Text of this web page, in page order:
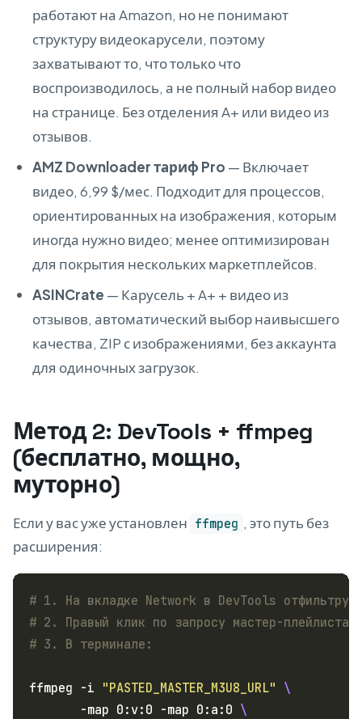
работают на Amazon, но не понимают
структуру видеокарусели, поэтому
захватывают то, что только что
воспроизводилось, а не полный набор видео
на странице. Без отделения A+ или видео из
отзывов.
AMZ Downloader тариф Pro — Включает
видео, 6,99 $/мес. Подходит для процессов,
ориентированных на изображения, которым
иногда нужно видео; менее оптимизирован
для покрытия нескольких маркетплейсов.
ASINCrate — Карусель + A+ + видео из
отзывов, автоматический выбор наивысшего
качества, ZIP с изображениями, без аккаунта
для одиночных загрузок.
Метод 2: DevTools + ffmpeg
(бесплатно, мощно,
муторно)
Если у вас уже установлен ffmpeg , это путь без
расширения:
# 1. На вкладке Network в DevTools
# 2. Правый клик по запросу мастер-плейлиста
# 3. В терминале:
ffmpeg -i "PASTED_MASTER_M3U8_URL"
       -map 0:v:0 -map 0:a:0